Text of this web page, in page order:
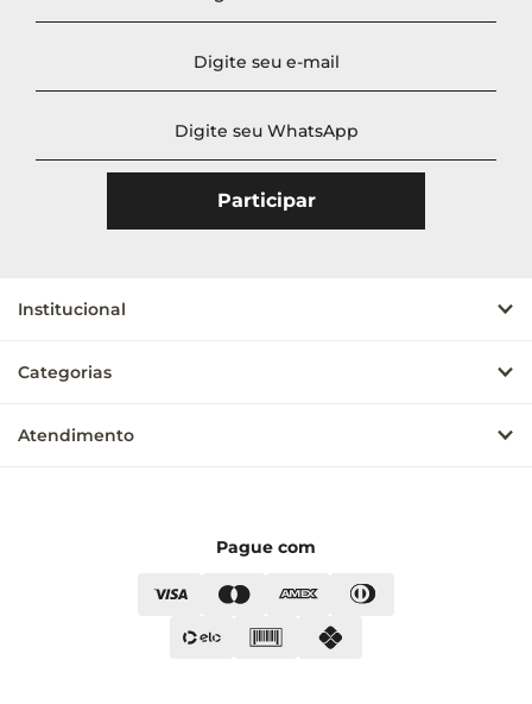
Institucional
Categorias
Atendimento
Pague com